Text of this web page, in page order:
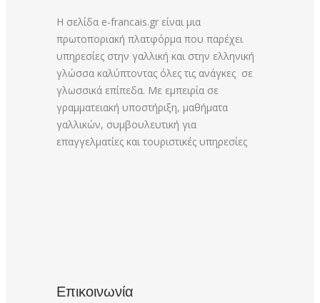
Η σελίδα e-francais.gr είναι μια
πρωτοποριακή πλατφόρμα που παρέχει
υπηρεσίες στην γαλλική και στην ελληνική
γλώσσα καλύπτοντας όλες τις ανάγκες σε
γλωσσικά επίπεδα. Με εμπειρία σε
γραμματειακή υποστήριξη, μαθήματα
γαλλικών, συμβουλευτική για
επαγγελματίες και τουριστικές υπηρεσίες
Επικοινωνία